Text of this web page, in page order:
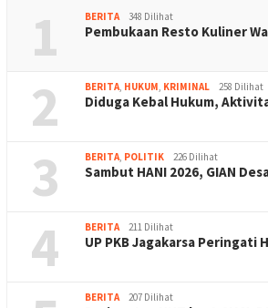
1 BERITA 348 Dilihat
Pembukaan Resto Kuliner
2 BERITA HUKUM KRIMINAL 258 Dilihat
Diduga Kebal Hukum,
3 BERITA POLITIK 226 Dilihat
Sambut HANI 2026, GIAN
4 BERITA 211 Dilihat
UP PKB Jagakarsa Peringati
BERITA 207 Dilihat